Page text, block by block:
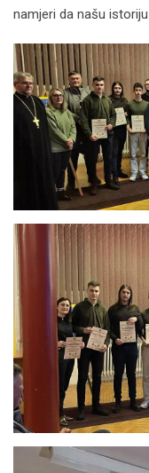
namjeri da našu